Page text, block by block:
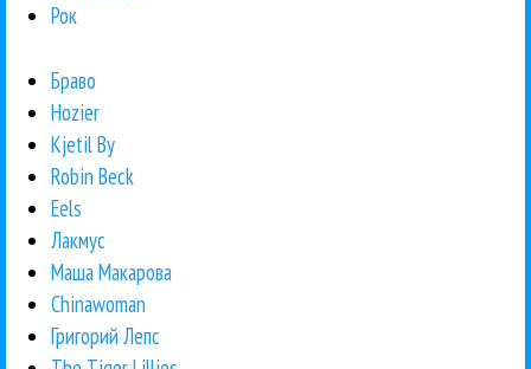
Рок
Браво
Hozier
Kjetil By
Robin Beck
Eels
Лакмус
Маша Макарова
Chinawoman
Григорий Лепс